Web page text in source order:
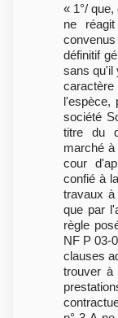
« 1°/
ne
convenus
définitif
sans qu'il
l'espèce,
société
titre du
marché
cour
confié à
travaux
que par
règle
NF P 03-
clauses
trouver à